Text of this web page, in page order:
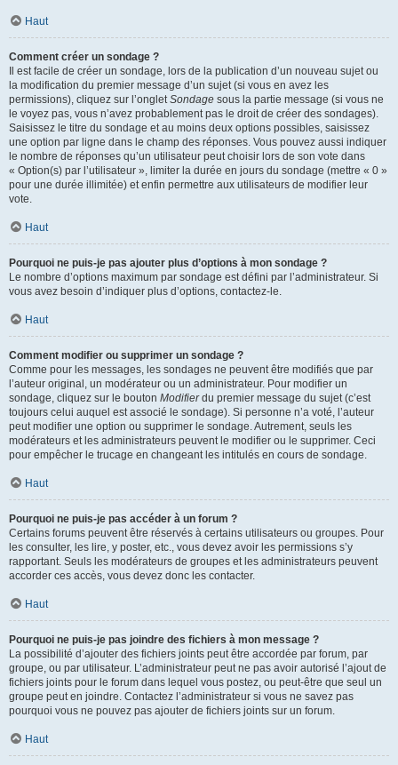
Haut
Comment créer un sondage ?
Il est facile de créer un sondage, lors de la publication d’un nouveau sujet ou
la modification du premier message d’un sujet (si vous en avez les
permissions), cliquez sur l’ongletSondage sous la partie message (si vous ne
le voyez pas, vous n’avez probablement pas le droit de créer des sondages).
Saisissez le titre du sondage et au moins deux options possibles, saisissez
une option par ligne dans le champ des réponses. Vous pouvez aussi indiquer
le nombre de réponses qu’un utilisateur peut choisir lors de son vote dans
« Option(s) par l’utilisateur », limiter la durée en jours du sondage (mettre « 0 »
pour une durée illimitée) et enfin permettre aux utilisateurs de modifier leur
vote.
Haut
Pourquoi ne puis-je pas ajouter plus d’options à mon sondage ?
Le nombre d’options maximum par sondage est défini par l’administrateur. Si
vous avez besoin d’indiquer plus d’options, contactez-le.
Haut
Comment modifier ou supprimer un sondage ?
Comme pour les messages, les sondages ne peuvent être modifiés que par
l’auteur original, un modérateur ou un administrateur. Pour modifier un
sondage, cliquez sur le bouton Modifierdu premier message du sujet (c’est
toujours celui auquel est associé le sondage). Si personne n’a voté, l’auteur
peut modifier une option ou supprimer le sondage. Autrement, seuls les
modérateurs et les administrateurs peuvent le modifier ou le supprimer. Ceci
pour empêcher le trucage en changeant les intitulés en cours de sondage.
Haut
Pourquoi ne puis-je pas accéder à un forum ?
Certains forums peuvent être réservés à certains utilisateurs ou groupes. Pour
les consulter, les lire, y poster, etc., vous devez avoir les permissions s’y
rapportant. Seuls les modérateurs de groupes et les administrateurs peuvent
accorder ces accès, vous devez donc les contacter.
Haut
Pourquoi ne puis-je pas joindre des fichiers à mon message ?
La possibilité d’ajouter des fichiers joints peut être accordée par forum, par
groupe, ou par utilisateur. L’administrateur peut ne pas avoir autorisé l’ajout de
fichiers joints pour le forum dans lequel vous postez, ou peut-être que seul un
groupe peut en joindre. Contactez l’administrateur si vous ne savez pas
pourquoi vous ne pouvez pas ajouter de fichiers joints sur un forum.
Haut